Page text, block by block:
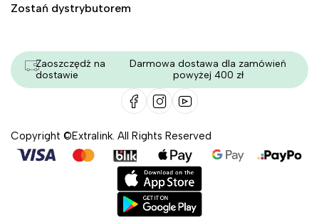
Zostań dystrybutorem
Zaoszczędź na
dostawie
Darmowa dostawa dla zamówień
powyżej 400 zł
Copyright ©Extralink. All Rights Reserved